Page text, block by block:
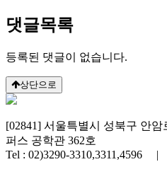
댓글목록
등록된 댓글이 없습니다.
상단으로
[02841] 서울특별시 성북구 안
퍼스 공학관 362호
Tel : 02)3290-3310,3311,4596 |